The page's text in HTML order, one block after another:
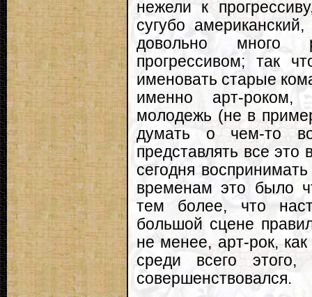
нежели к
сугубо
довольно много
прогрессивом; так
именовать старые
именно арт-
молодежь (не в
думать о чем-то
представлять все
сегодня
временам это было
тем более, что
большой сцене
не менее, арт-рок,
среди всего
совершенствовался.